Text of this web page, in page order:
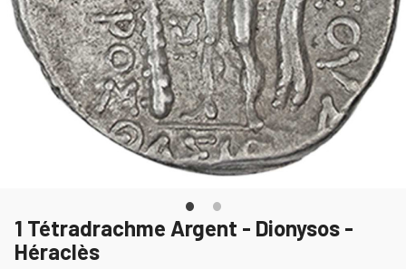
1 Tétradrachme Argent - Dionysos -
Héraclès